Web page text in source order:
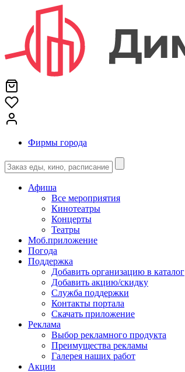
Фирмы города
Афиша
Все мероприятия
Кинотеатры
Концерты
Театры
Моб.приложение
Погода
Поддержка
Добавить организацию в каталог
Добавить акцию/скидку
Служба поддержки
Контакты портала
Скачать приложение
Реклама
Выбор рекламного продукта
Преимущества рекламы
Галерея наших работ
Акции